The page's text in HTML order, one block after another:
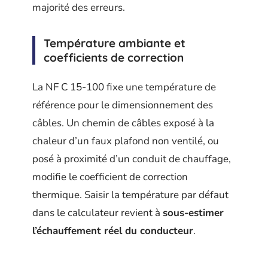
majorité des erreurs.
Température ambiante et
coefficients de correction
La NF C 15-100 fixe une température de
référence pour le dimensionnement des
câbles. Un chemin de câbles exposé à la
chaleur d’un faux plafond non ventilé, ou
posé à proximité d’un conduit de chauffage,
modifie le coefficient de correction
thermique. Saisir la température par défaut
dans le calculateur revient à sous-estimer
l’échauffement réel du conducteur.